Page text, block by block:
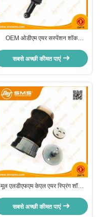
OEM ओडीएम एयर सस्पेंशन शॉक
सबसे अच्छी कीमत पाएं
मूल एलडीएफएम केएल एयर स्प्रिंग शॉक
सबसे अच्छी कीमत पाएं